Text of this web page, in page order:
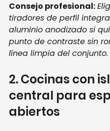
Consejo profesional:
tiradores de perfil
aluminio anodizado si
punto de contraste sin
línea limpia del conjunto.
2. Cocinas con
central para
abiertos